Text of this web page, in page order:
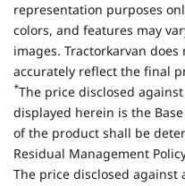
representation purposes
colors, and features may
images. Tractorkarvan
accurately reflect the final
*The price disclosed
displayed herein is the
of the product shall be
Residual Management
The price disclosed